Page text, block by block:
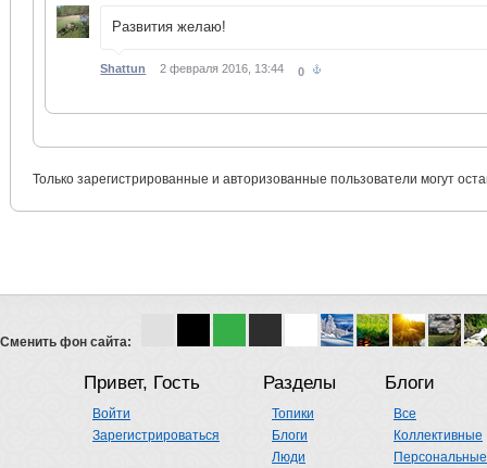
Развития желаю!
Shattun 2 февраля 2016, 13:44 0
Только зарегистрированные и авторизованные пользователи могут
Сменить фон сайта:
Привет, Гость
Войти
Зарегистрироваться
Разделы
Топики
Блоги
Люди
Блоги
Все
Коллективные
Персональные